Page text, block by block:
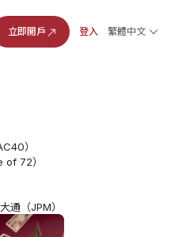
立即開戶 登入 繁體中文
）
of 72）
通（JPM）